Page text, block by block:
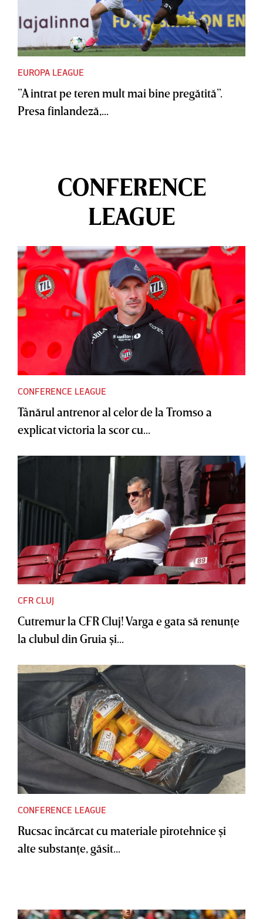
EUROPA LEAGUE
”A intrat pe teren mult mai bine pregătită”.
Presa finlandeză,...
CONFERENCE
LEAGUE
CONFERENCE LEAGUE
Tânărul antrenor al celor de la Tromso a
explicat victoria la scor cu...
CFR CLUJ
Cutremur la CFR Cluj! Varga e gata să renunţe
la clubul din Gruia şi...
CONFERENCE LEAGUE
Rucsac încărcat cu materiale pirotehnice şi
alte substanţe, găsit...